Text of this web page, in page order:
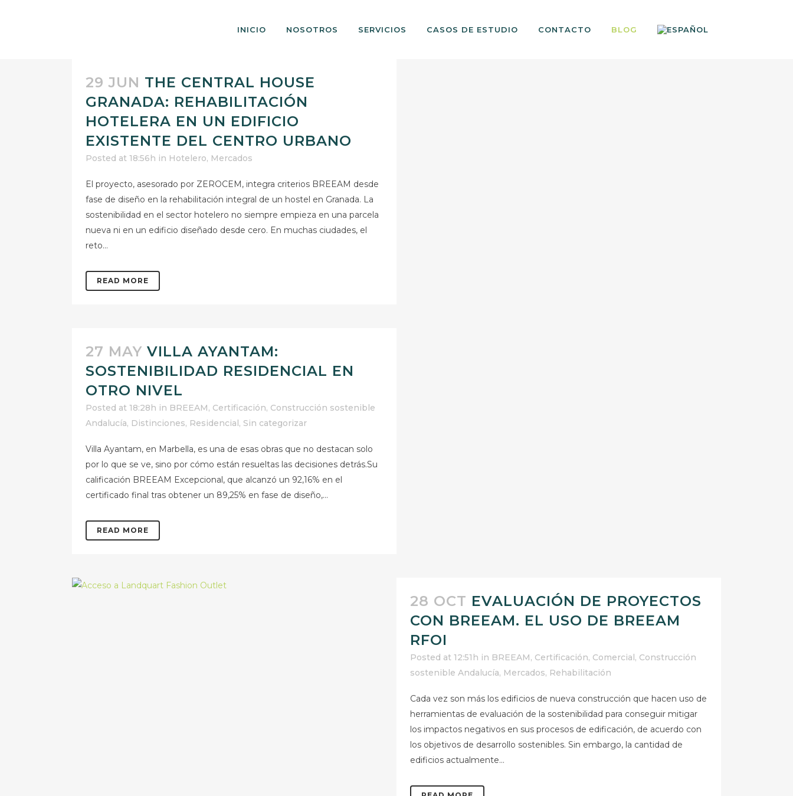
INICIO NOSOTROS SERVICIOS CASOS DE ESTUDIO CONTACTO BLOG
29 JUN THE CENTRAL HOUSE
GRANADA: REHABILITACIÓN
HOTELERA EN UN EDIFICIO
EXISTENTE DEL CENTRO URBANO
Posted at 18:56h in Hotelero, Mercados
El proyecto, asesorado por ZEROCEM, integra criterios BREEAM desde
fase de diseño en la rehabilitación integral de un hostel en Granada. La
sostenibilidad en el sector hotelero no siempre empieza en una parcela
nueva ni en un edificio diseñado desde cero. En muchas ciudades, el
reto...
READ MORE
27 MAY VILLA AYANTAM:
SOSTENIBILIDAD RESIDENCIAL EN
OTRO NIVEL
Posted at 18:28h in BREEAM, Certificación, Construcción sostenible
Andalucía, Distinciones, Residencial, Sin categorizar
Villa Ayantam, en Marbella, es una de esas obras que no destacan solo
por lo que se ve, sino por cómo están resueltas las decisiones detrás.Su
calificación BREEAM Excepcional, que alcanzó un 92,16% en el
certificado final tras obtener un 89,25% en fase de diseño,...
READ MORE
28 OCT EVALUACIÓN DE PROYECTOS
CON BREEAM. EL USO DE BREEAM
RFOI
Posted at 12:51h in BREEAM, Certificación, Comercial, Construcción
sostenible Andalucía, Mercados, Rehabilitación
Cada vez son más los edificios de nueva construcción que hacen uso de
herramientas de evaluación de la sostenibilidad para conseguir mitigar
los impactos negativos en sus procesos de edificación, de acuerdo con
los objetivos de desarrollo sostenibles. Sin embargo, la cantidad de
edificios actualmente...